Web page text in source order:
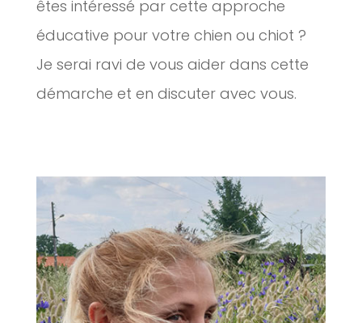
êtes intéressé par cette approche
éducative pour votre chien ou chiot ?
Je serai ravi de vous aider dans cette
démarche et en discuter avec vous.